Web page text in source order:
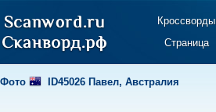
Кроссворды
Страница
Фото ID45026 Павел, Австралия